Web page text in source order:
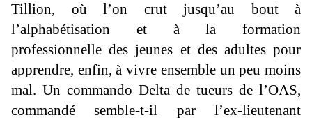
Tillion, où l’on crut jusqu’au bout à
l’alphabétisation et à la formation
professionnelle des jeunes et des adultes pour
apprendre, enfin, à vivre ensemble un peu moins
mal. Un commando Delta de tueurs de l’OAS,
commandé semble-t-il par l’ex-lieutenant